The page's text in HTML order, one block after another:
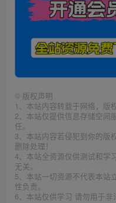
© 版权声明
1、本站内容转载于网络，版
2、本站仅提供信息存储空间
任。
3、本站内容若侵犯到你的版
删除处理！
4、本站全资源仅供测试和学
无关。
5、本站一切资源不代表本站
性负责。
6、本站仅供学习 请勿用于